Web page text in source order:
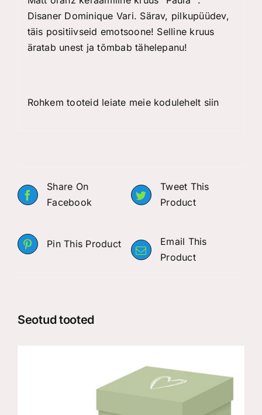
Disaner Dominique Vari. Särav, pilkupüüdev,
täis positiivseid emotsoone! Selline kruus
äratab unest ja tõmbab tähelepanu!
Rohkem tooteid leiate meie kodulehelt siin
Share On
Facebook
Tweet This
Product
Pin This Product
Email This
Product
Seotud tooted